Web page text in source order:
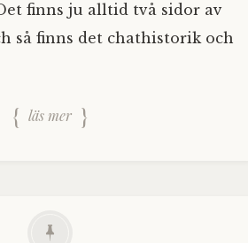
finns ju alltid två sidor av
så finns det chathistorik och
läs mer